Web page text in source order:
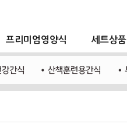
프리미엄영양식 세트상품